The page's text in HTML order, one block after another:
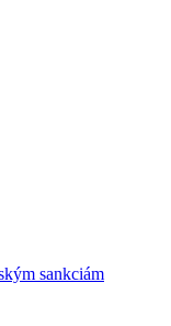
sankciám